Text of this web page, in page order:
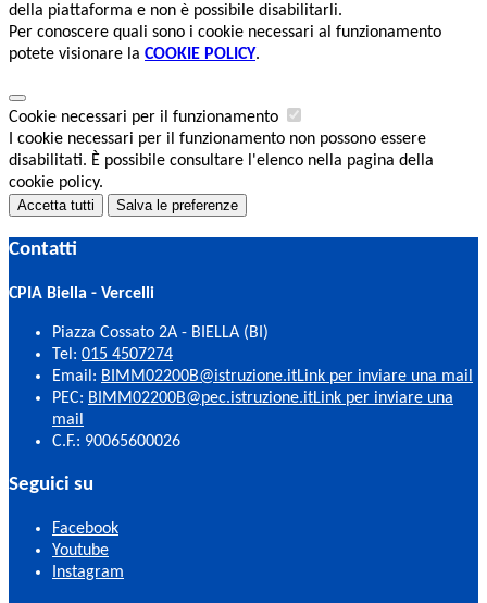
della piattaforma e non è possibile disabilitarli.
Per conoscere quali sono i cookie necessari al funzionamento
potete visionare la COOKIE POLICY.
Cookie necessari per il funzionamento
I cookie necessari per il funzionamento non possono essere
disabilitati. È possibile consultare l'elenco nella pagina della
cookie policy.
Accetta tutti Salva le preferenze
Contatti
CPIA Biella - Vercelli
Piazza Cossato 2A - BIELLA (BI)
Tel: 015 4507274
Email: BIMM02200B@istruzione.itLink per inviare una mail
PEC: BIMM02200B@pec.istruzione.itLink per inviare una
mail
C.F.: 90065600026
Seguici su
Facebook
Youtube
Instagram